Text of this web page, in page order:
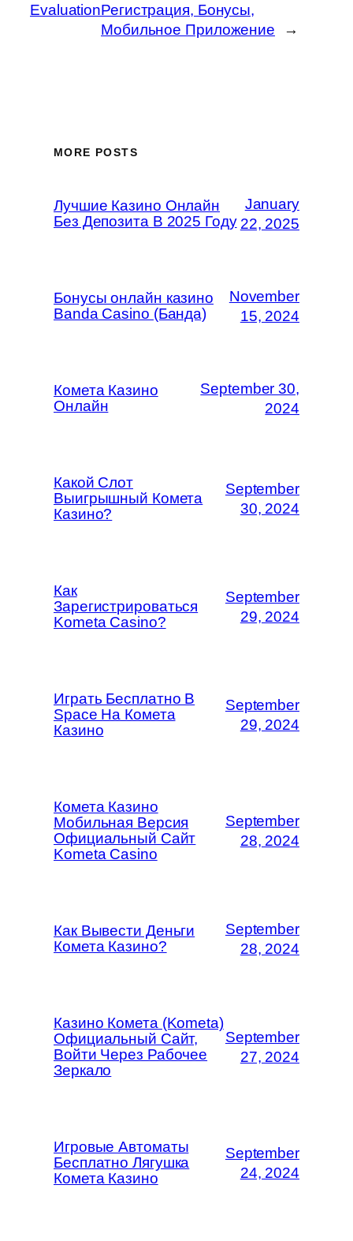
EvaluationРегистрация, Бонусы,
Мобильное Приложение
→
MORE POSTS
Лучшие Казино Онлайн
Без Депозита В 2025 Году
January
22, 2025
Бонусы онлайн казино
Banda Casino (Банда)
November
15, 2024
Комета Казино
Онлайн
September 30,
2024
Какой Слот
Выигрышный Комета
Казино?
September
30, 2024
Как
Зарегистрироваться
Kometa Casino?
September
29, 2024
Играть Бесплатно В
Space На Комета
Казино
September
29, 2024
Комета Казино
Мобильная Версия
Официальный Сайт
Kometa Casino
September
28, 2024
Как Вывести Деньги
Комета Казино?
September
28, 2024
Казино Комета (Kometa)
Официальный Сайт,
Войти Через Рабочее
Зеркало
September
27, 2024
Игровые Автоматы
Бесплатно Лягушка
Комета Казино
September
24, 2024